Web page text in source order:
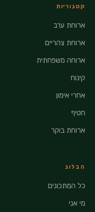
קטגוריות
ארוחת ערב
ארוחת צהריים
ארוחה משפחתית
קינוח
אחרי אימון
חטיף
ארוחת בוקר
הבלוג
כל המתכונים
מי אני